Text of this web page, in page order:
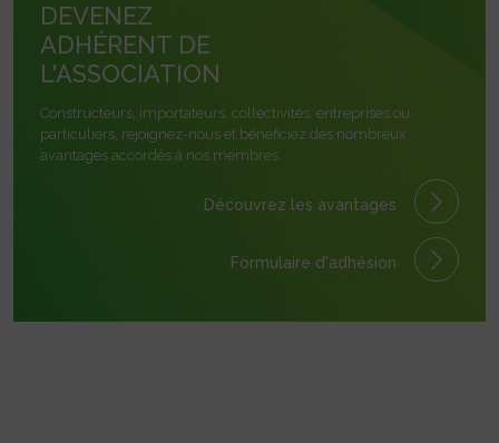
DEVENEZ
ADHÉRENT DE
L'ASSOCIATION
Constructeurs, importateurs, collectivités, entreprises ou
particuliers, rejoignez-nous et bénéficiez des nombreux
avantages accordés à nos membres.
Découvrez les avantages
Formulaire d'adhésion